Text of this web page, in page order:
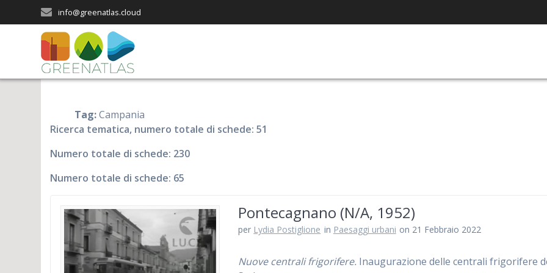
al
contenuto
info@greenatlas.cloud
Tag:Campania
Ricerca tematica, numero totale di schede: 51
Numero totale di schede: 230
Numero totale di schede: 65
Pontecagnano (N/A, 1952)
per Lydia Postiglione in Paesaggi urbani on 21 Febbraio 2022
Nuove centrali frigorifere. Inaugurazione delle centrali frigorifere